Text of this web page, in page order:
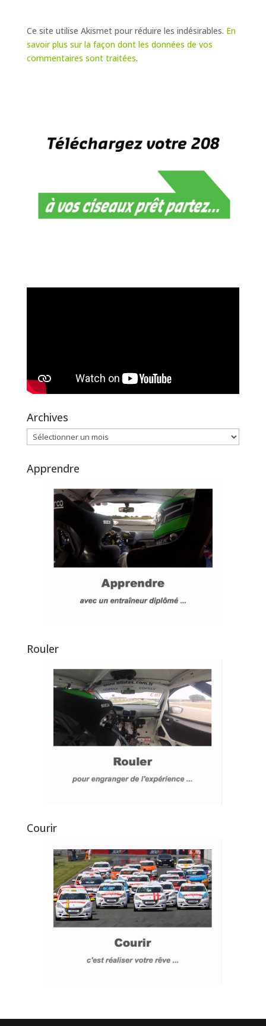
Ce site utilise Akismet pour réduire les indésirables. En
savoir plus sur la façon dont les données de vos
commentaires sont traitées.
Archives
Archives
Apprendre
Rouler
Courir